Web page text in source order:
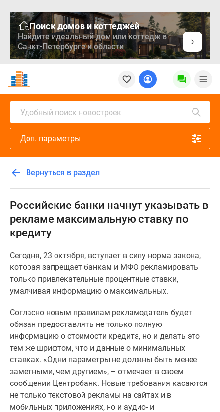
Поиск домов и коттеджей
Найдите идеальный дом или коттедж в
Санкт-Петербурге и области
Новостройки
Квартиры
Ипотека
Медиа
проекте
Контакты
Реклама
сайте
Дзен
Продавцы
застройщики
помещения
Квартиры
карте
авторы
Машино-
места
Специальные
предложения
Апартаменты
Новостройки
Удобный поиск новостроек
Доп. параметры
Вернуться в раздел
Российские банки начнут указывать в
рекламе максимальную ставку по
кредиту
Сегодня, 23 октября, вступает в силу норма закона,
которая запрещает банкам и МФО рекламировать
только привлекательные процентные ставки,
умалчивая информацию о максимальных.
Согласно новым правилам рекламодатель будет
обязан предоставлять не только полную
информацию о стоимости кредита, но и делать это
тем же шрифтом, что и данные о минимальных
ставках. «Одни параметры не должны быть менее
заметными, чем другием», – отмечает в своем
сообщении Центробанк. Новые требования касаются
не только текстовой рекламы на сайтах и в
мобильных приложениях, но и аудио- и